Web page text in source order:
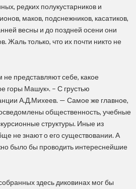
редких полукустарников и
маков, подснежников, касатиков,
весны и до поздней осени они
Жаль только, что их почти никто не
не представляют себе, какое
горы Машук». – С грустью
А.Д.Михеев. — Самое же главное,
общественность, учебные
структуры. Иные из
не знают о его существовании. А
было бы проводить интереснейшие
здесь диковинах мог бы